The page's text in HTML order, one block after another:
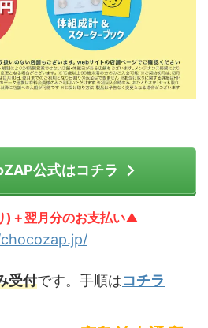
公式はコチラ
＋翌月分のお支払い▲
受付です。手順はコチラ